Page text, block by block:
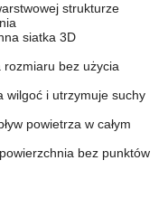
strukturze
siatka 3D
rozmiaru bez użycia
wilgoć i utrzymuje suchy
powietrza w całym
bez punktów